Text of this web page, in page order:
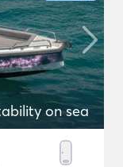
on sea